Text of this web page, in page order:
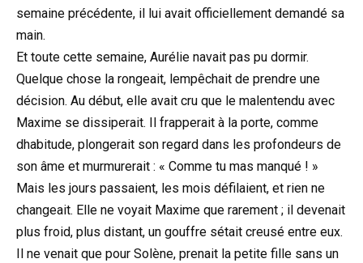
semaine précédente, il lui avait officiellement demandé sa
main.
Et toute cette semaine, Aurélie navait pas pu dormir.
Quelque chose la rongeait, lempêchait de prendre une
décision. Au début, elle avait cru que le malentendu avec
Maxime se dissiperait. Il frapperait à la porte, comme
dhabitude, plongerait son regard dans les profondeurs de
son âme et murmurerait : « Comme tu mas manqué ! »
Mais les jours passaient, les mois défilaient, et rien ne
changeait. Elle ne voyait Maxime que rarement ; il devenait
plus froid, plus distant, un gouffre sétait creusé entre eux.
Il ne venait que pour Solène, prenait la petite fille sans un